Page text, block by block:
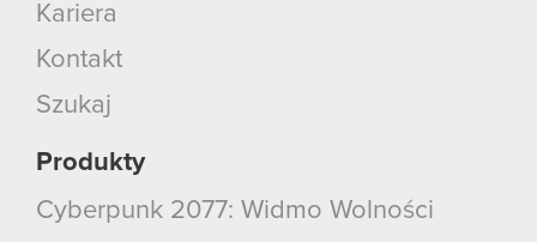
Kariera
Kontakt
Szukaj
Produkty
Cyberpunk 2077: Widmo Wolności